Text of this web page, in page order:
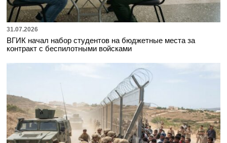
31.07.2026
ВГИК начал набор студентов на бюджетные места за
контракт с беспилотными войсками